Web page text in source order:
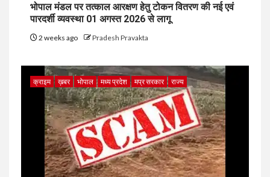
भोपाल मंडल पर तत्काल आरक्षण हेतु टोकन वितरण की नई एवं
पारदर्शी व्यवस्था 01 अगस्त 2026 से लागू
2 weeks ago Pradesh Pravakta
क्राइम ख़बर भोपाल मध्य प्रदेश मप्र सरकार राज्य